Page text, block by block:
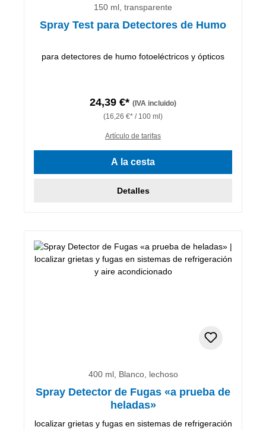
150 ml, transparente
Spray Test para Detectores de Humo
para detectores de humo fotoeléctricos y ópticos
24,39 €* (IVA incluido)
(16,26 €* / 100 ml)
Artículo de tarifas
A la cesta
Detalles
400 ml, Blanco, lechoso
Spray Detector de Fugas «a prueba de
heladas»
localizar grietas y fugas en sistemas de refrigeración